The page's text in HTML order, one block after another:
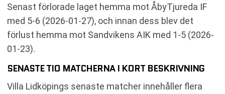
Senast förlorade laget hemma mot ÅbyTjureda IF
med 5-6 (2026-01-27), och innan dess blev det
förlust hemma mot Sandvikens AIK med 1-5 (2026-
01-23).
SENASTE TIO MATCHERNA I KORT BESKRIVNING
Villa Lidköpings senaste matcher innehåller flera